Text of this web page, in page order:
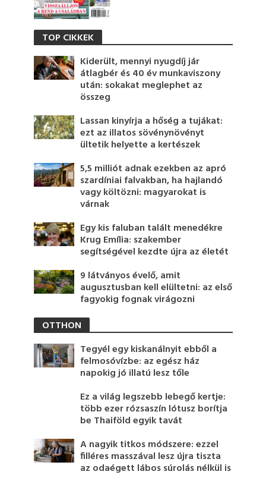
TOP CIKKEK
Kiderült, mennyi nyugdíj jár
átlagbér és 40 év munkaviszony
után: sokakat meglephet az
összeg
Lassan kinyírja a hőség a tujákat:
ezt az illatos sövénynövényt
ültetik helyette a kertészek
5,5 milliót adnak ezekben az apró
szardíniai falvakban, ha hajlandó
vagy költözni: magyarokat is
várnak
Egy kis faluban talált menedékre
Krug Emília: szakember
segítségével kezdte újra az életét
9 látványos évelő, amit
augusztusban kell elültetni: az első
fagyokig fognak virágozni
OTTHON
Tegyél egy kiskanálnyit ebből a
felmosóvízbe: az egész ház
napokig jó illatú lesz tőle
Ez a világ legszebb lebegő kertje:
több ezer rózsaszín lótusz borítja
be Thaiföld egyik tavát
A nagyik titkos módszere: ezzel
filléres masszával lesz újra tiszta
az odaégett lábos súrolás nélkül is